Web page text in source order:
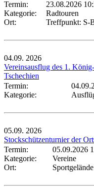
Termin:
23.08.2026
Kategorie:
Radtouren
Ort:
Treffpunkt: S-
04.09. 2026
Vereinsausflug des 1.
Tschechien
Termin:
Kategorie:
05.09. 2026
Stockschützenturnier der
Termin:
05.09.2026
Kategorie:
Vereine
Ort: